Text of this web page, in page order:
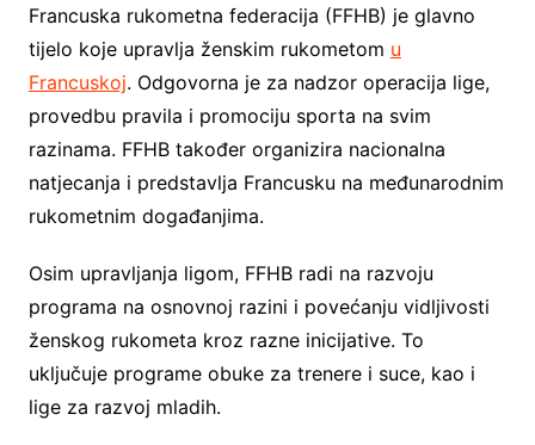
Francuska rukometna federacija (FFHB) je glavno
tijelo koje upravlja ženskim rukometom u
Francuskoj. Odgovorna je za nadzor operacija lige,
provedbu pravila i promociju sporta na svim
razinama. FFHB također organizira nacionalna
natjecanja i predstavlja Francusku na međunarodnim
rukometnim događanjima.
Osim upravljanja ligom, FFHB radi na razvoju
programa na osnovnoj razini i povećanju vidljivosti
ženskog rukometa kroz razne inicijative. To
uključuje programe obuke za trenere i suce, kao i
lige za razvoj mladih.